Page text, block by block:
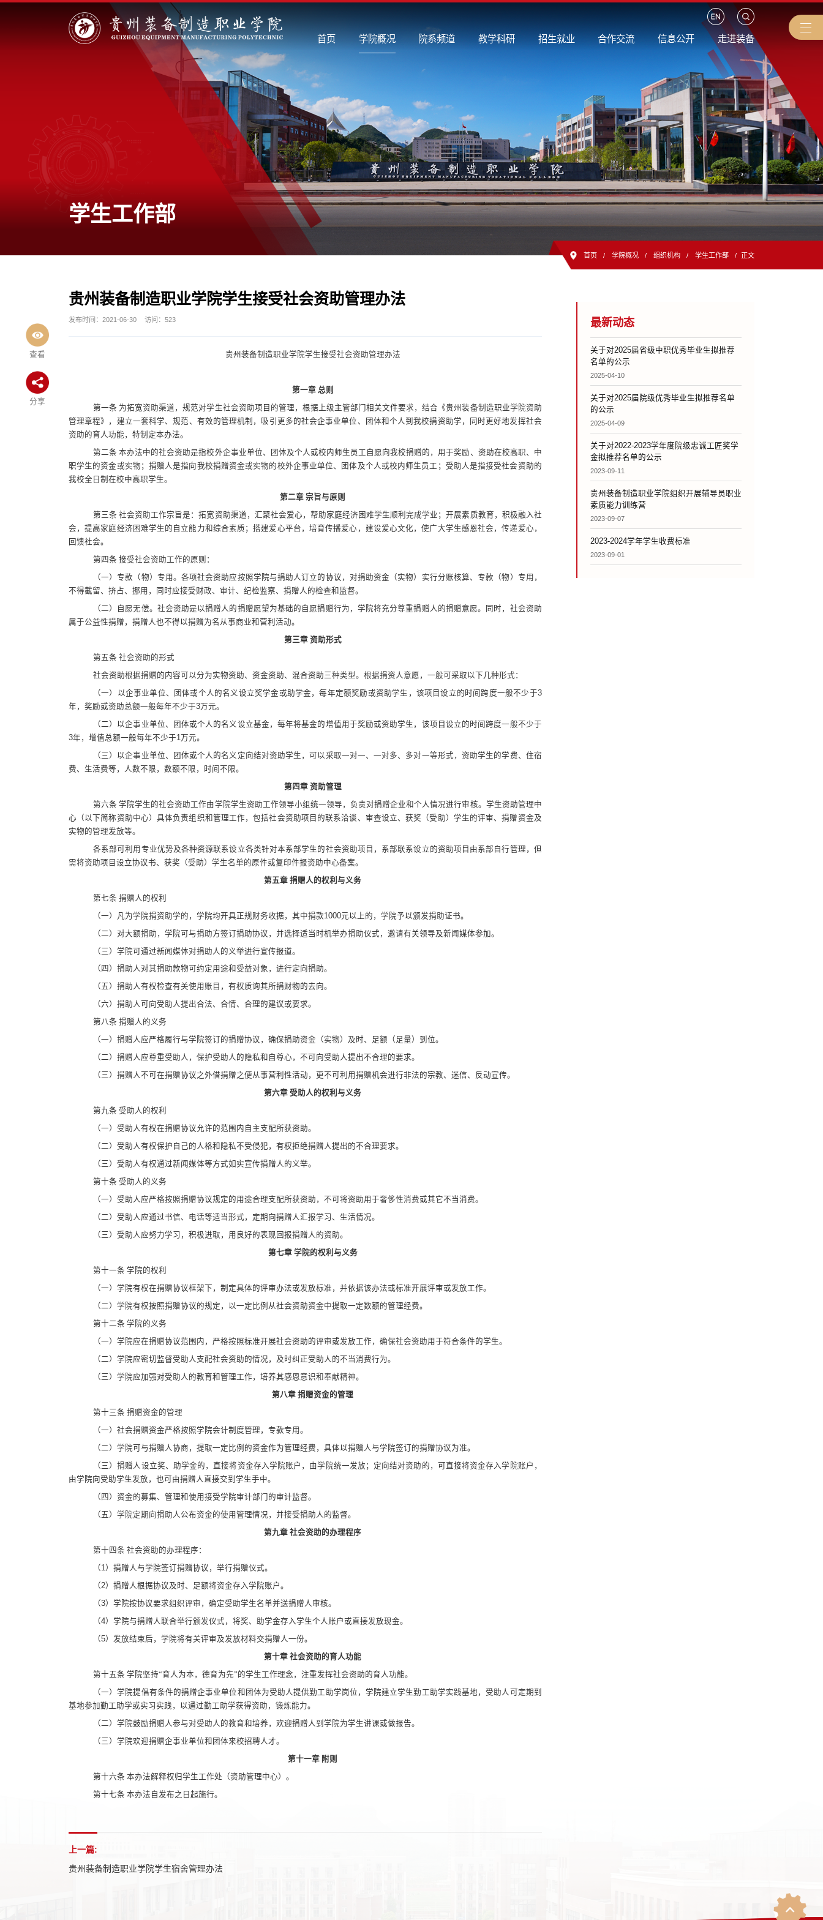
首页 学院概况 院系频道 教学科研 招生就业 合作交流 信息公开 走进装备
学生工作部
首页 / 学院概况 / 组织机构 / 学生工作部 / 正文
查看
分享
贵州装备制造职业学院学生接受社会资助管理办法
发布时间：2021-06-30 访问：523
贵州装备制造职业学院学生接受社会资助管理办法
第一章 总则
第一条 为拓宽资助渠道，规范对学生社会资助项目的管理， 根据上级主管部门相关文件要求，结合《贵州装备制造职业学院资助
管理章程》， 建立一套科学、规范、有效的管理机制，吸引更多的社会企事业单位、团体和个人到我校捐资助学，同时更好地发挥社会
资助的育人功能，特制定本办法。
第二条 本办法中的社会资助是指校外企事业单位、团体及个人或校内师生员工自愿向我校捐赠的，用于奖励、资助在校高职、中
职学生的资金或实物；捐赠人是指向我校捐赠资金或实物的校外企事业单位、团体及个人或校内师生员工；受助人是指接受社会资助的
我校全日制在校中高职学生。
第二章 宗旨与原则
第三条 社会资助工作宗旨是：拓宽资助渠道，汇聚社会爱心，帮助家庭经济困难学生顺利完成学业；开展素质教育，积极融入社
会，提高家庭经济困难学生的自立能力和综合素质；搭建爱心平台，培育传播爱心，建设爱心文化，使广大学生感恩社会，传递爱心，
回馈社会。
第四条 接受社会资助工作的原则：
（一）专款（物）专用。各项社会资助应按照学院与捐助人订立的协议，对捐助资金（实物）实行分账核算、专款（物）专用，
不得截留、挤占、挪用，同时应接受财政、审计、纪检监察、捐赠人的检查和监督。
（二）自愿无偿。社会资助是以捐赠人的捐赠愿望为基础的自愿捐赠行为，学院将充分尊重捐赠人的捐赠意愿。同时，社会资助
属于公益性捐赠，捐赠人也不得以捐赠为名从事商业和营利活动。
第三章 资助形式
第五条 社会资助的形式
社会资助根据捐赠的内容可以分为实物资助、资金资助、混合资助三种类型。根据捐资人意愿，一般可采取以下几种形式：
（一）以企事业单位、团体或个人的名义设立奖学金或助学金，每年定额奖励或资助学生，该项目设立的时间跨度一般不少于3
年，奖励或资助总额一般每年不少于3万元。
（二）以企事业单位、团体或个人的名义设立基金，每年将基金的增值用于奖励或资助学生，该项目设立的时间跨度一般不少于
3年，增值总额一般每年不少于1 万元。
（三）以企事业单位、团体或个人的名义定向结对资助学生，可以采取一对一、一对多、多对一等形式，资助学生的学费、住宿
费、生活费等，人数不限，数额不限，时间不限。
第四章 资助管理
第六条 学院学生的社会资助工作由学院学生资助工作领导小组统一领导，负责对捐赠企业和个人情况进行审核。学生资助管理中
心（以下简称资助中心）具体负责组织和管理工作，包括社会资助项目的联系洽谈、审查设立、获奖（受助）学生的评审、捐赠资金及
实物的管理发放等。
各系部可利用专业优势及各种资源联系设立各类针对本系部学生的社会资助项目，系部联系设立的资助项目由系部自行管理，但
需将资助项目设立协议书、获奖（受助）学生名单的原件或复印件报资助中心备案。
第五章 捐赠人的权利与义务
第七条 捐赠人的权利
（一）凡为学院捐资助学的，学院均开具正规财务收据，其中捐款1000元以上的，学院予以颁发捐助证书。
（二）对大额捐助，学院可与捐助方签订捐助协议，并选择适当时机举办捐助仪式，邀请有关领导及新闻媒体参加。
（三）学院可通过新闻媒体对捐助人的义举进行宣传报道。
（四）捐助人对其捐助款物可约定用途和受益对象，进行定向捐助。
（五）捐助人有权检查有关使用账目，有权质询其所捐财物的去向。
（六）捐助人可向受助人提出合法、合情、合理的建议或要求。
第八条 捐赠人的义务
（一）捐赠人应严格履行与学院签订的捐赠协议，确保捐助资金（实物）及时、足额（足量）到位。
（二）捐赠人应尊重受助人，保护受助人的隐私和自尊心，不可向受助人提出不合理的要求。
（三）捐赠人不可在捐赠协议之外借捐赠之便从事营利性活动，更不可利用捐赠机会进行非法的宗教、迷信、反动宣传。
第六章 受助人的权利与义务
第九条 受助人的权利
（一）受助人有权在捐赠协议允许的范围内自主支配所获资助。
（二）受助人有权保护自己的人格和隐私不受侵犯，有权拒绝捐赠人提出的不合理要求。
（三）受助人有权通过新闻媒体等方式如实宣传捐赠人的义举。
第十条 受助人的义务
（一）受助人应严格按照捐赠协议规定的用途合理支配所获资助，不可将资助用于奢侈性消费或其它不当消费。
（二）受助人应通过书信、电话等适当形式，定期向捐赠人汇报学习、生活情况。
（三）受助人应努力学习，积极进取，用良好的表现回报捐赠人的资助。
第七章 学院的权利与义务
第十一条 学院的权利
（一）学院有权在捐赠协议框架下，制定具体的评审办法或发放标准，并依据该办法或标准开展评审或发放工作。
（二）学院有权按照捐赠协议的规定，以一定比例从社会资助资金中提取一定数额的管理经费。
第十二条 学院的义务
（一）学院应在捐赠协议范围内，严格按照标准开展社会资助的评审或发放工作，确保社会资助用于符合条件的学生。
（二）学院应密切监督受助人支配社会资助的情况，及时纠正受助人的不当消费行为。
（三）学院应加强对受助人的教育和管理工作，培养其感恩意识和奉献精神。
第八章 捐赠资金的管理
第十三条 捐赠资金的管理
（一）社会捐赠资金严格按照学院会计制度管理，专款专用。
（二）学院可与捐赠人协商，提取一定比例的资金作为管理经费，具体以捐赠人与学院签订的捐赠协议为准。
（三）捐赠人设立奖、助学金的，直接将资金存入学院账户，由学院统一发放；定向结对资助的，可直接将资金存入学院账户，
由学院向受助学生发放，也可由捐赠人直接交到学生手中。
（四）资金的募集、管理和使用接受学院审计部门的审计监督。
（五）学院定期向捐助人公布资金的使用管理情况，并接受捐助人的监督。
第九章 社会资助的办理程序
第十四条 社会资助的办理程序：
（1）捐赠人与学院签订捐赠协议，举行捐赠仪式。
（2）捐赠人根据协议及时、足额将资金存入学院账户。
（3）学院按协议要求组织评审，确定受助学生名单并送捐赠人审核。
（4）学院与捐赠人联合举行颁发仪式，将奖、助学金存入学生个人账户或直接发放现金。
（5）发放结束后，学院将有关评审及发放材料交捐赠人一份。
第十章 社会资助的育人功能
第十五条 学院坚持“育人为本，德育为先”的学生工作理念，注重发挥社会资助的育人功能。
（一）学院提倡有条件的捐赠企事业单位和团体为受助人提供勤工助学岗位，学院建立学生勤工助学实践基地，受助人可定期到
基地参加勤工助学或实习实践，以通过勤工助学获得资助，锻炼能力。
（二）学院鼓励捐赠人参与对受助人的教育和培养，欢迎捐赠人到学院为学生讲课或做报告。
（三）学院欢迎捐赠企事业单位和团体来校招聘人才。
第十一章 附则
第十六条 本办法解释权归学生工作处（资助管理中心）。
第十七条 本办法自发布之日起施行。
上一篇:
贵州装备制造职业学院学生宿舍管理办法
最新动态
关于对2025届省级中职优秀毕业生拟推荐
名单的公示
2025-04-10
关于对2025届院级优秀毕业生拟推荐名单
的公示
2025-04-09
关于对2022-2023学年度院级忠诚工匠奖学
金拟推荐名单的公示
2023-09-11
贵州装备制造职业学院组织开展辅导员职业
素质能力训练营
2023-09-07
2023-2024学年学生收费标准
2023-09-01